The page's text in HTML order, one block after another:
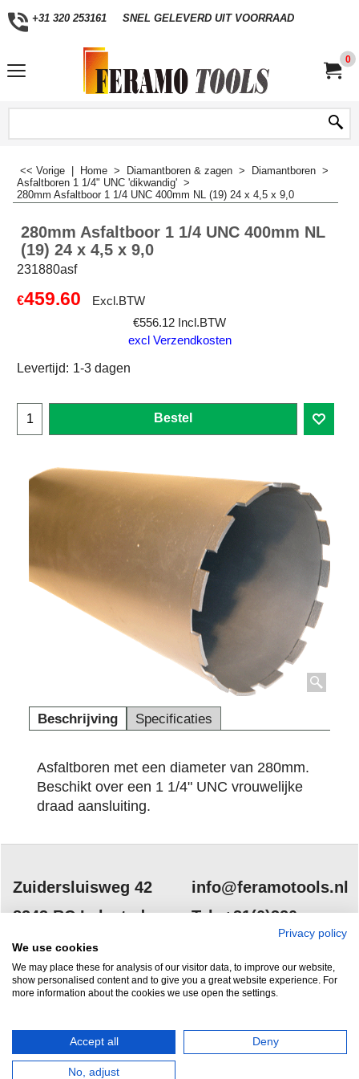
+31 320 253161 SNEL GELEVERD UIT VOORRAAD
0
<< Vorige Home > Diamantboren & zagen > Diamantboren >
Asfaltboren 1 1/4" UNC 'dikwandig' >
280mm Asfaltboor 1 1/4 UNC 400mm NL (19) 24 x 4,5 x 9,0
280mm Asfaltboor 1 1/4 UNC 400mm NL
(19) 24 x 4,5 x 9,0
231880asf
€459.60
Excl.BTW
€556.12 Incl.BTW
excl Verzendkosten
Levertijd: 1-3 dagen
Bestel
Beschrijving Specificaties
Asfaltboren met een diameter van 280mm.
Beschikt over een 1 1/4" UNC vrouwelijke
draad aansluiting.
Zuidersluisweg 42
8243 RC Lelystad
Nederland
info@feramotools.nl
Tel: +31(0)320
HERROEPINGSKNOP
Privacy policy
We use cookies
We may place these for analysis of our visitor data, to improve our website,
show personalised content and to give you a great website experience. For
more information about the cookies we use open the settings.
Accept all Deny
No, adjust